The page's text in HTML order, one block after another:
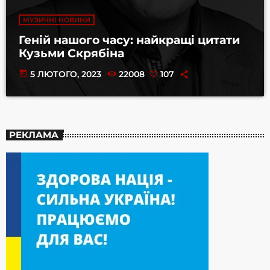
МУЗИЧНІ НОВИНИ
Геній нашого часу: найкращі цитати
Кузьми Скрябіна
today 5 ЛЮТОГО, 2023 22008 107
РЕКЛАМА